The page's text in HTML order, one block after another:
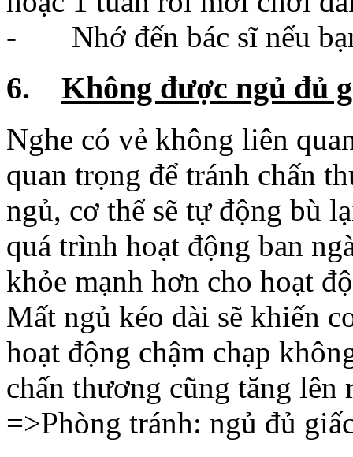
Nghe có vẻ không liên
quan trọng để tránh chấn
ngủ, cơ thể sẽ tự động bù
quá trình hoạt động ban
khỏe mạnh hơn cho hoạt
Mất ngủ kéo dài sẽ khiến
hoạt động chậm chạp
chấn thương cũng tăng lên
=>Phòng tránh: ngủ đủ